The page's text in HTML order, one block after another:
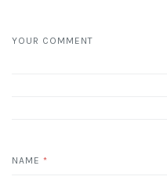
YOUR COMMENT
NAME *